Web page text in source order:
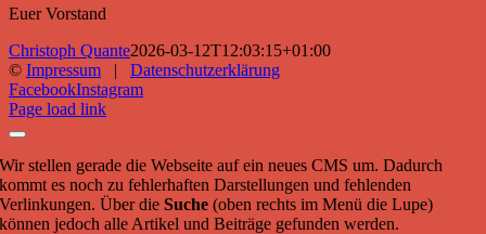
Euer Vorstand
Christoph Quante2026-03-12T12:03:15+01:00
© Impressum | Datenschutzerklärung
FacebookInstagram
Page load link
Wir stellen gerade die Webseite auf ein neues CMS um. Dadurch
kommt es noch zu fehlerhaften Darstellungen und fehlenden
Verlinkungen. Über dieSuche (oben rechts im Menü die Lupe)
können jedoch alle Artikel und Beiträge gefunden werden.